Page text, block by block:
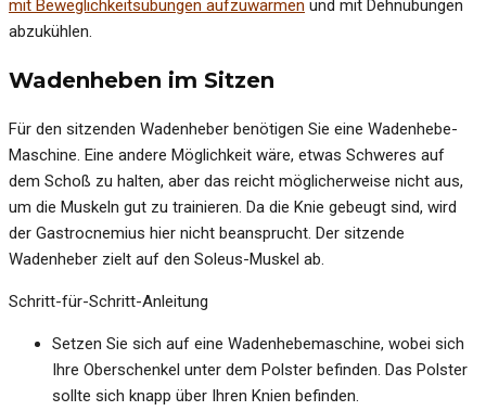
mit Beweglichkeitsübungen aufzuwärmen und mit Dehnübungen
abzukühlen.
Wadenheben im Sitzen
Für den sitzenden Wadenheber benötigen Sie eine Wadenhebe-
Maschine. Eine andere Möglichkeit wäre, etwas Schweres auf
dem Schoß zu halten, aber das reicht möglicherweise nicht aus,
um die Muskeln gut zu trainieren. Da die Knie gebeugt sind, wird
der Gastrocnemius hier nicht beansprucht. Der sitzende
Wadenheber zielt auf den Soleus-Muskel ab.
Schritt-für-Schritt-Anleitung
Setzen Sie sich auf eine Wadenhebemaschine, wobei sich
Ihre Oberschenkel unter dem Polster befinden. Das Polster
sollte sich knapp über Ihren Knien befinden.